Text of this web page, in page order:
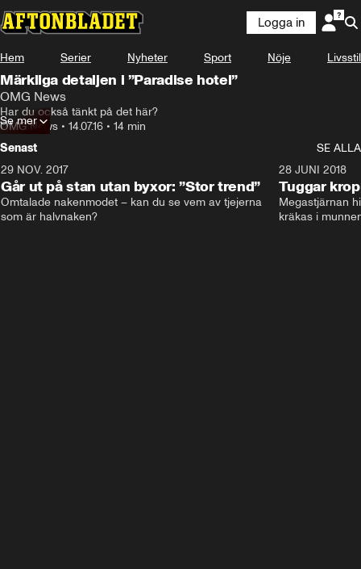
Logga in
Hem Serier Nyheter Sport Nöje Livsstil
Märkliga detaljen i ”Paradise hotel”
OMG News
Har du också tänkt på det här?
OMG News • 14.07.16 • 14 min
Se mer
Senast
SE ALLA
29 NOV. 2017
Går ut på stan utan byxor: ”Stor trend”
Omtalade nakenmodet – kan du se vem av tjejerna
som är halvnaken?
28 JUNI 2018
Tuggar
Megastjärnan
kräkas i